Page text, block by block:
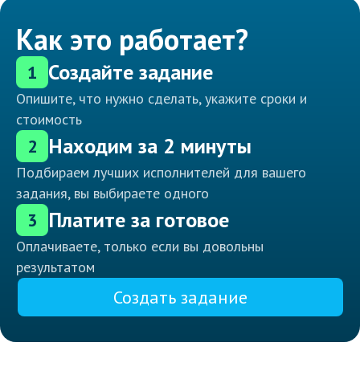
Как это работает?
1 Создайте задание
Опишите, что нужно сделать, укажите сроки и
стоимость
2 Находим за 2 минуты
Подбираем лучших исполнителей для вашего
задания, вы выбираете одного
3 Платите за готовое
Оплачиваете, только если вы довольны
результатом
Создать задание